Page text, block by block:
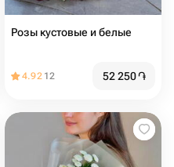
Розы кустовые и белые
4.92 12 52 250֏